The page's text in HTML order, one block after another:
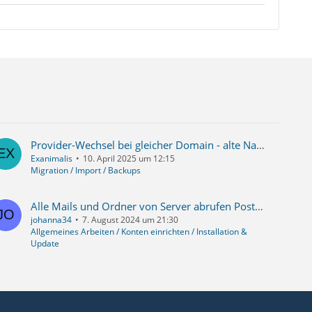
Provider-Wechsel bei gleicher Domain - alte Nachrichten behalten
Exanimalis
10. April 2025 um 12:15
Migration / Import / Backups
Alle Mails und Ordner von Server abrufen Posteingang und Ordner seit 2019
johanna34
7. August 2024 um 21:30
Allgemeines Arbeiten / Konten einrichten / Installation &
Update